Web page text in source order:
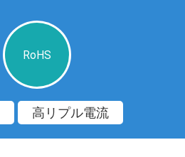
RoHS
高リプル電流